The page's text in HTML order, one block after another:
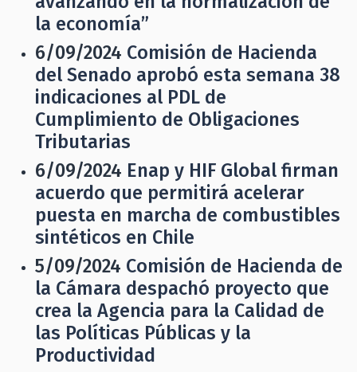
la economía”
6/09/2024 Comisión de Hacienda
del Senado aprobó esta semana 38
indicaciones al PDL de
Cumplimiento de Obligaciones
Tributarias
6/09/2024 Enap y HIF Global firman
acuerdo que permitirá acelerar
puesta en marcha de combustibles
sintéticos en Chile
5/09/2024 Comisión de Hacienda de
la Cámara despachó proyecto que
crea la Agencia para la Calidad de
las Políticas Públicas y la
Productividad